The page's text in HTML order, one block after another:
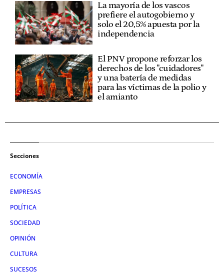
La mayoría de los vascos
prefiere el autogobierno y
solo el 20,5% apuesta por la
independencia
El PNV propone reforzar los
derechos de los "cuidadores"
y una batería de medidas
para las víctimas de la polio y
el amianto
Secciones
ECONOMÍA
EMPRESAS
POLÍTICA
SOCIEDAD
OPINIÓN
CULTURA
SUCESOS